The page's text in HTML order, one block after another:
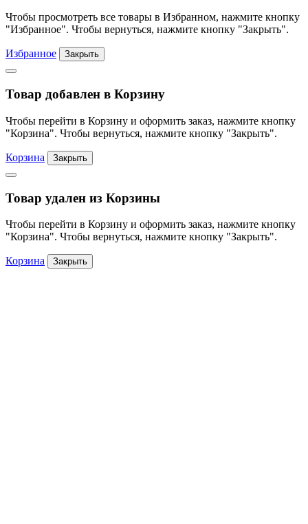
Чтобы просмотреть все товары в Избранном, нажмите кнопку
"Избранное". Чтобы вернуться, нажмите кнопку "Закрыть".
Избранное Закрыть
Товар добавлен в Корзину
Чтобы перейти в Корзину и оформить заказ, нажмите кнопку
"Корзина". Чтобы вернуться, нажмите кнопку "Закрыть".
Корзина Закрыть
Товар удален из Корзины
Чтобы перейти в Корзину и оформить заказ, нажмите кнопку
"Корзина". Чтобы вернуться, нажмите кнопку "Закрыть".
Корзина Закрыть